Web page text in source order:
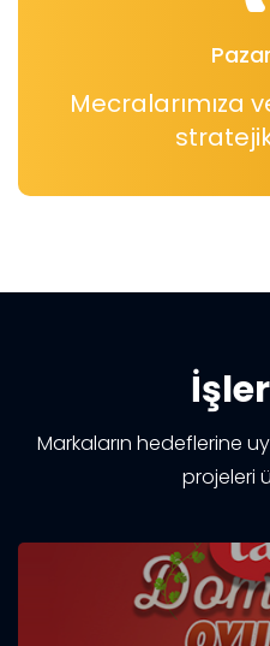
Mecralarımıza
Markaların hedeflerine
projeleri